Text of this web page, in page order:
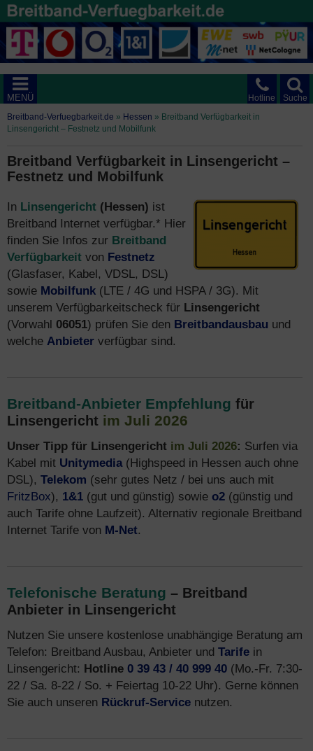
Suche
Hotline
MENÜ
Breitband-Verfuegbarkeit.de » Hessen » Breitband Verfügbarkeit in
Linsengericht – Festnetz und Mobilfunk
Breitband Verfügbarkeit in Linsengericht –
Festnetz und Mobilfunk
In Linsengericht (Hessen) ist
Breitband Internet verfügbar.* Hier
finden Sie Infos zur Breitband
Verfügbarkeit von Festnetz
(Glasfaser, Kabel, VDSL, DSL)
sowie Mobilfunk (LTE / 4G und HSPA / 3G). Mit
unserem Verfügbarkeitscheck für Linsengericht
(Vorwahl 06051) prüfen Sie den Breitbandausbau und
welche Anbieter verfügbar sind.
Breitband-Anbieter Empfehlung für
Linsengericht im Juli 2026
Unser Tipp für Linsengericht im Juli 2026: Surfen via
Kabel mit Unitymedia(Highspeed in Hessen auch ohne
DSL), Telekom (sehr gutes Netz / bei uns auch mit
FritzBox), 1&1 (gut und günstig) sowie o2 (günstig und
auch Tarife ohne Laufzeit). Alternativ regionale Breitband
Internet Tarife von M-Net.
Telefonische Beratung – Breitband
Anbieter in Linsengericht
Nutzen Sie unsere kostenlose unabhängige Beratung am
Telefon: Breitband Ausbau, Anbieter und Tarife in
Linsengericht: Hotline 0 39 43 / 40 999 40 (Mo.-Fr. 7:30-
22 / Sa. 8-22 / So. + Feiertag 10-22 Uhr). Gerne können
Sie auch unseren Rückruf-Service nutzen.